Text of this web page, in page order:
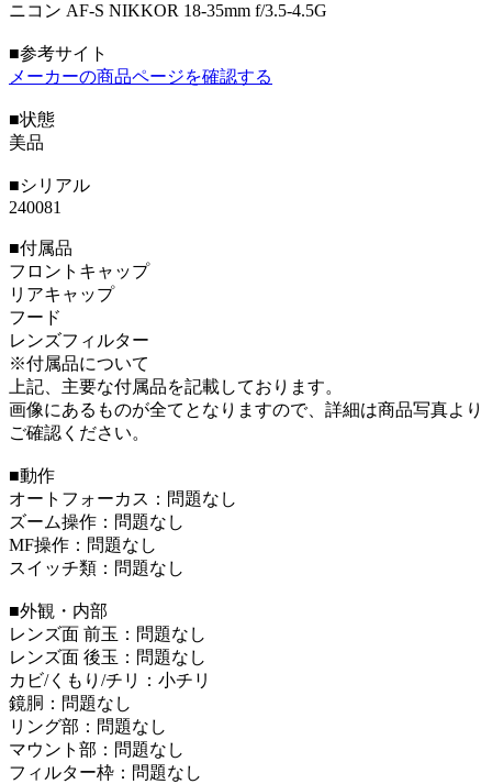
ニコン AF-S NIKKOR 18-35mm f/3.5-4.5G
■参考サイト
メーカーの商品ページを確認する
■状態
美品
■シリアル
240081
■付属品
フロントキャップ
リアキャップ
フード
レンズフィルター
※付属品について
上記、主要な付属品を記載しております。
画像にあるものが全てとなりますので、詳細は商品写真より
ご確認ください。
■動作
オートフォーカス：問題なし
ズーム操作：問題なし
MF操作：問題なし
スイッチ類：問題なし
■外観・内部
レンズ面 前玉：問題なし
レンズ面 後玉：問題なし
カビ/くもり/チリ：小チリ
鏡胴：問題なし
リング部：問題なし
マウント部：問題なし
フィルター枠：問題なし